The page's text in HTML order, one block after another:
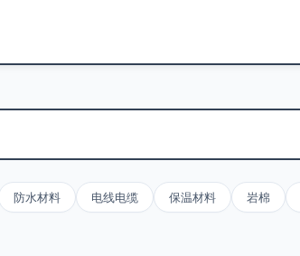
防水材料 电线电缆 保温材料 岩棉